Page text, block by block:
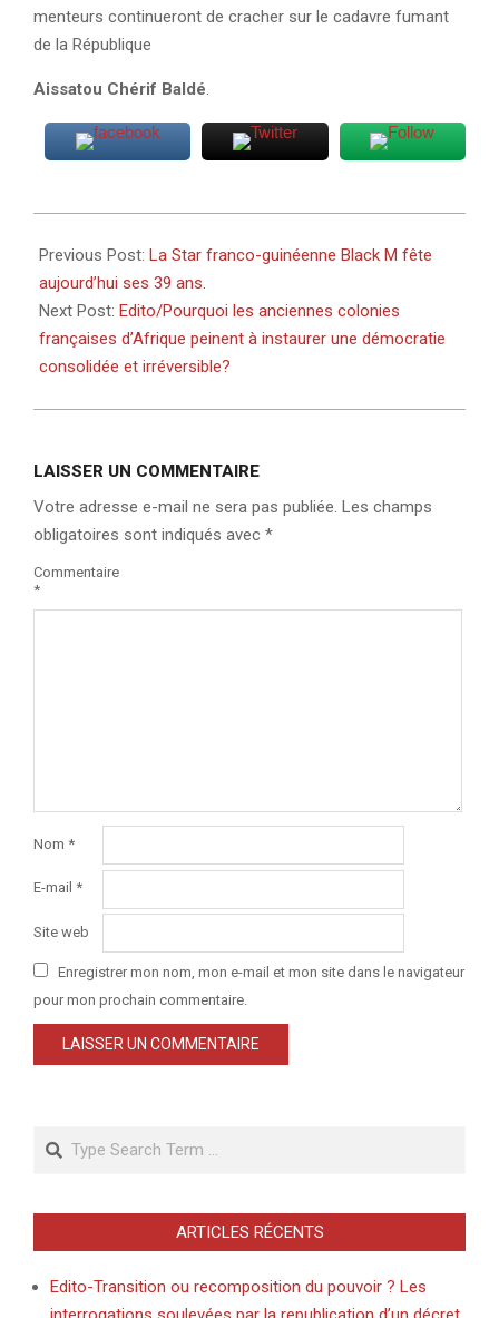
menteurs continueront de cracher sur le cadavre fumant
de la République
Aissatou Chérif Baldé.
12-
29
Previous Post: La Star franco-guinéenne Black M fête
aujourd’hui ses 39 ans.
Next Post: Edito/Pourquoi les anciennes colonies
françaises d’Afrique peinent à instaurer une démocratie
consolidée et irréversible?
LAISSER UN COMMENTAIRE
Votre adresse e-mail ne sera pas publiée. Les champs
obligatoires sont indiqués avec *
Commentaire
*
Nom *
E-mail *
Site web
Enregistrer mon nom, mon e-mail et mon site dans le navigateur
pour mon prochain commentaire.
Search
ARTICLES RÉCENTS
Edito-Transition ou recomposition du pouvoir ? Les